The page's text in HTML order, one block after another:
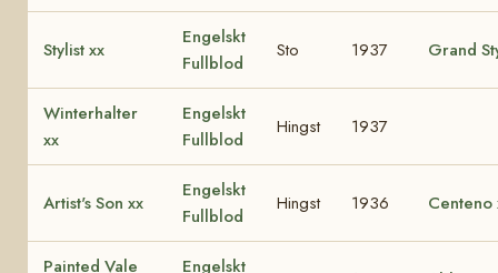
Stylist xx
Engelskt
Fullblod
Sto 1937 Grand
Winterhalter
xx
Engelskt
Fullblod
Hingst 1937
Artist's Son xx
Engelskt
Fullblod
Hingst 1936 Centeno
Painted Vale
Engelskt